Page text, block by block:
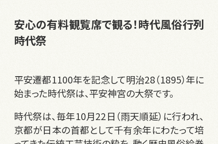
安心の有料観覧席で観る！時代風俗行列
時代祭
平安遷都1100年を記念して明治28（1895）年に
始まった時代祭は、平安神宮の大祭です。
時代祭は、毎年10月22日（雨天順延）に行われ、
京都が日本の首都として千有余年にわたって培